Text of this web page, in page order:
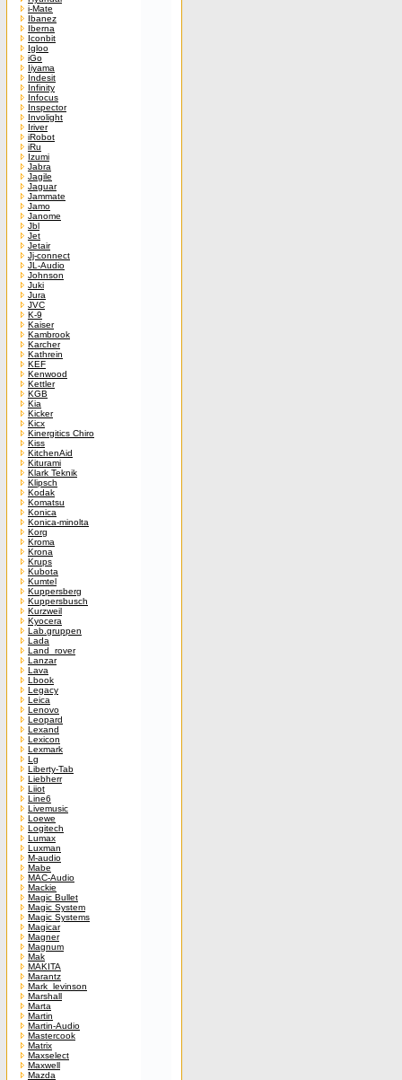
i-Mate
Ibanez
Iberna
Iconbit
Igloo
iGo
Iiyama
Indesit
Infinity
Infocus
Inspector
Involight
Iriver
iRobot
iRu
Izumi
Jabra
Jagile
Jaguar
Jammate
Jamo
Janome
Jbl
Jet
Jetair
Jj-connect
JL-Audio
Johnson
Juki
Jura
JVC
K-9
Kaiser
Kambrook
Karcher
Kathrein
KEF
Kenwood
Kettler
KGB
Kia
Kicker
Kicx
Kinergitics Chiro
Kiss
KitchenAid
Kiturami
Klark Teknik
Klipsch
Kodak
Komatsu
Konica
Konica-minolta
Korg
Kroma
Krona
Krups
Kubota
Kumtel
Kuppersberg
Kuppersbusch
Kurzweil
Kyocera
Lab.gruppen
Lada
Land_rover
Lanzar
Lava
Lbook
Legacy
Leica
Lenovo
Leopard
Lexand
Lexicon
Lexmark
Lg
Liberty-Tab
Liebherr
Liiot
Line6
Livemusic
Loewe
Logitech
Lumax
Luxman
M-audio
Mabe
MAC-Audio
Mackie
Magic Bullet
Magic System
Magic Systems
Magicar
Magner
Magnum
Mak
MAKITA
Marantz
Mark_levinson
Marshall
Marta
Martin
Martin-Audio
Mastercook
Matrix
Maxselect
Maxwell
Mazda